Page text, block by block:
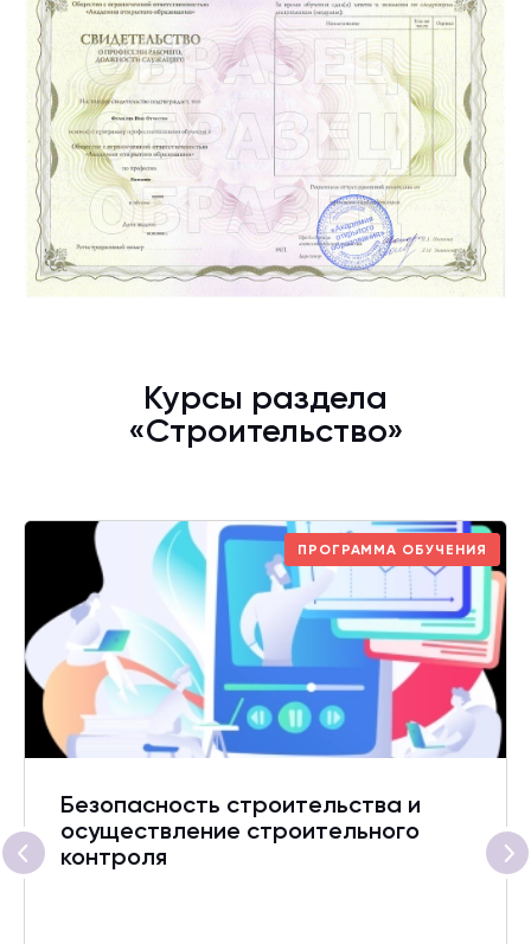
Курсы раздела
«Строительство»
ПРОГРАММА ОБУЧЕНИЯ
Безопасность строительства и
осуществление строительного
контроля